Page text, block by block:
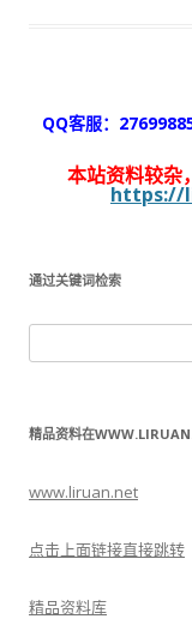
QQ客服：
本站资料较杂
https://
通过关键词检索
索：
精品资料在
www.liruan.net
点击上面链接直接跳转
精品资料库